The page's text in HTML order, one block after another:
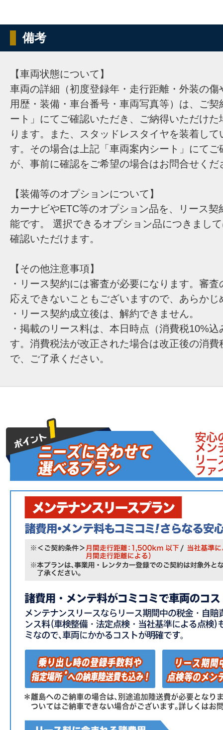
備考
【車両状態について】
車両の詳細（初度登録年・走行距離・外装の傷
用歴・装備・車台番号・車両写真等）は、ご
ート」にてご確認いただき、ご納得いただけ
ります。また、スタッドレスタイヤを装着し
す。その場合は上記「車両案内シート」にてご
が、事前に確認をご希望の場合はお問合せくだ
【装備等のオプションについて】
カーナビやETC等のオプション品を、リース契
能です。 選択できるオプション品につきまし
確認いただけます。
【その他注意事項】
・リース契約には審査が必要になります。審
応えできないこともございますので、あらか
・リース契約成立後は、解約できません。
・掲載のリース料は、本日時点（消費税10%
す。消費税法が改正された場合は改正後の消費
で、ご了承ください。